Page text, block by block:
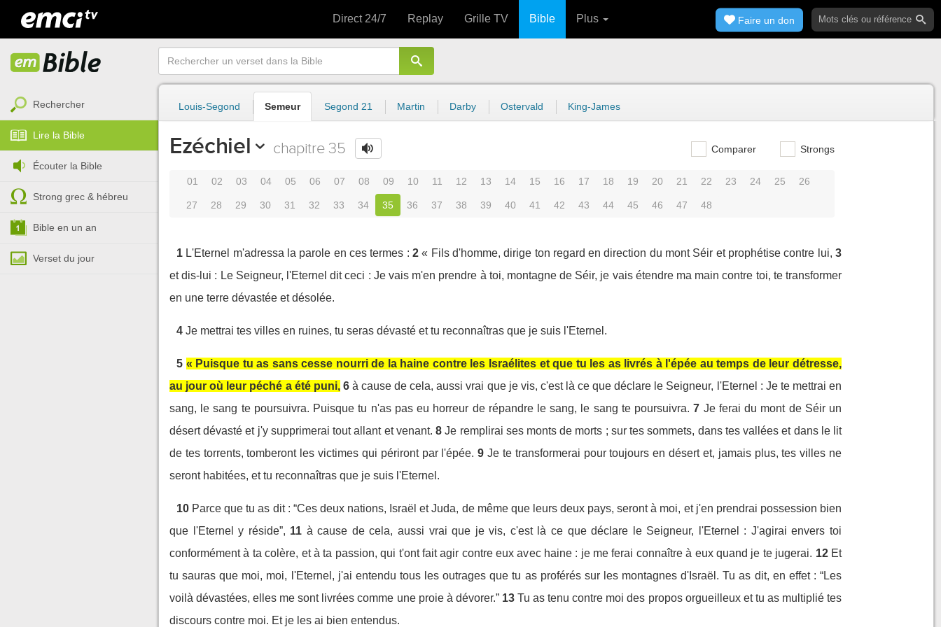
Direct 24/7 Replay Grille TV Bible Plus Faire un don
Rechercher
Lire la Bible
Écouter la Bible
Strong grec & hébreu
Bible en un an
Verset du jour
Louis-Segond Semeur Segond 21 Martin Darby Ostervald King-James
Ezéchiel chapitre 35 Comparer Strongs
01 02 03 04 05 06 07 08 09 10 11 12 13 14 15 16 17 18 19 20 21 22 23 24 25 26
27 28 29 30 31 32 33 34 35 36 37 38 39 40 41 42 43 44 45 46 47 48
1 L'Eternel m'adressa la parole en ces termes : 2 « Fils d'homme, dirige ton regard en direction du mont Séir et prophétise contre lui, 3
et dis-lui : Le Seigneur, l'Eternel dit ceci : Je vais m'en prendre à toi, montagne de Séir, je vais étendre ma main contre toi, te transformer
en une terre dévastée et désolée.
4 Je mettrai tes villes en ruines, tu seras dévasté et tu reconnaîtras que je suis l'Eternel.
5 « Puisque tu as sans cesse nourri de la haine contre les Israélites et que tu les as livrés à l'épée au temps de leur détresse,
au jour où leur péché a été puni, 6 à cause de cela, aussi vrai que je vis, c'est là ce que déclare le Seigneur, l'Eternel : Je te mettrai en
sang, le sang te poursuivra. Puisque tu n'as pas eu horreur de répandre le sang, le sang te poursuivra. 7 Je ferai du mont de Séir un
désert dévasté et j'y supprimerai tout allant et venant. 8 Je remplirai ses monts de morts ; sur tes sommets, dans tes vallées et dans le lit
de tes torrents, tomberont les victimes qui périront par l'épée. 9 Je te transformerai pour toujours en désert et, jamais plus, tes villes ne
seront habitées, et tu reconnaîtras que je suis l'Eternel.
10 Parce que tu as dit : “Ces deux nations, Israël et Juda, de même que leurs deux pays, seront à moi, et j'en prendrai possession bien
que l'Eternel y réside”, 11 à cause de cela, aussi vrai que je vis, c'est là ce que déclare le Seigneur, l'Eternel : J'agirai envers toi
conformément à ta colère, et à ta passion, qui t'ont fait agir contre eux avec haine : je me ferai connaître à eux quand je te jugerai. 12 Et
tu sauras que moi, moi, l'Eternel, j'ai entendu tous les outrages que tu as proférés sur les montagnes d'Israël. Tu as dit, en effet : “Les
voilà dévastées, elles me sont livrées comme une proie à dévorer.” 13 Tu as tenu contre moi des propos orgueilleux et tu as multiplié tes
discours contre moi. Et je les ai bien entendus.